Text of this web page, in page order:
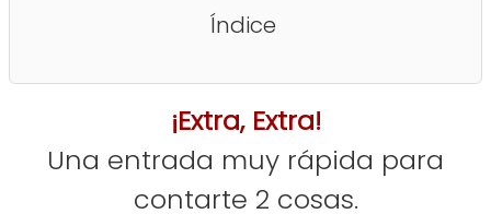
Índice
¡Extra, Extra!
Una entrada muy rápida para
contarte 2 cosas.